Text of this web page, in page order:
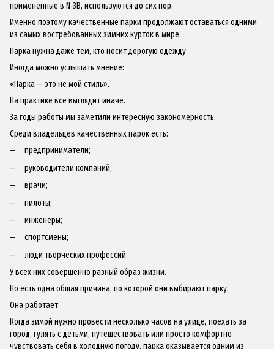
применённые в N-3B, используются до сих пор.
Именно поэтому качественные парки продолжают оставаться одними
из самых востребованных зимних курток в мире.
Парка нужна даже тем, кто носит дорогую одежду
Иногда можно услышать мнение:
«Парка — это не мой стиль».
На практике всё выглядит иначе.
За годы работы мы заметили интересную закономерность.
Среди владельцев качественных парок есть:
предприниматели;
руководители компаний;
врачи;
пилоты;
инженеры;
спортсмены;
люди творческих профессий.
У всех них совершенно разный образ жизни.
Но есть одна общая причина, по которой они выбирают парку.
Она работает.
Когда зимой нужно провести несколько часов на улице, поехать за
город, гулять с детьми, путешествовать или просто комфортно
чувствовать себя в холодную погоду, парка оказывается одним из